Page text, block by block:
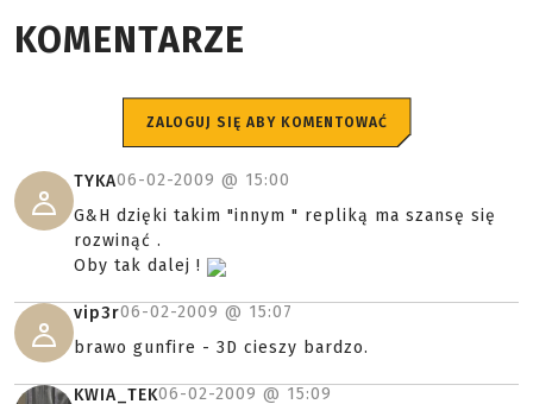
KOMENTARZE
ZALOGUJ SIĘ ABY KOMENTOWAĆ
TYKA06-02-2009 @ 15:00
G&H dzięki takim "innym " repliką ma szansę się
rozwinąć .
Oby tak dalej !
vip3r06-02-2009 @ 15:07
brawo gunfire - 3D cieszy bardzo.
KWIA_TEK06-02-2009 @ 15:09